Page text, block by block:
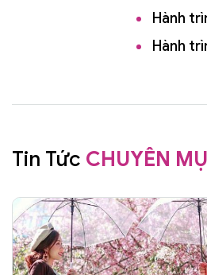
Hành
Hành
Tin Tức CHUYÊN